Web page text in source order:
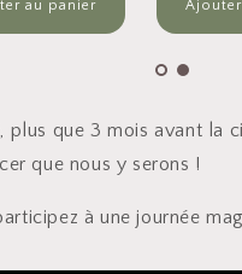
plus que 3 mois avant la
que nous y serons !
à une journée